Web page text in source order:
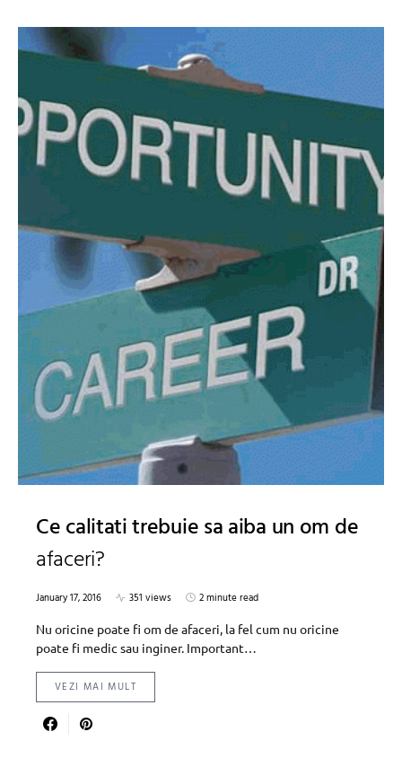
Ce calitati trebuie sa aiba un om de
afaceri?
January 17, 2016 351 views
2 minute read
Nu oricine poate fi om de afaceri, la fel cum nu oricine
poate fi medic sau inginer. Important…
VEZI MAI MULT